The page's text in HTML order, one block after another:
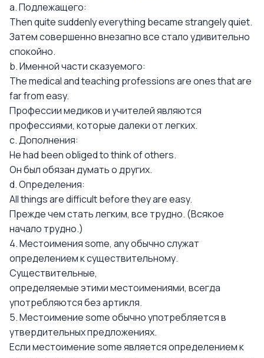
a. Подлежащего:
Then quite suddenly everything became strangely quiet.
Затем совершенно внезапно все стало удивительно
спокойно.
b. Именной части сказуемого:
The medical and teaching professions are ones that are
far from easy.
Профессии медиков и учителей являются
профессиями, которые далеки от легких.
c. Дополнения:
Не had been obliged to think of others.
Он был обязан думать о других.
d. Определения:
All things are difficult before they are easy.
Прежде чем стать легким, все трудно. (Всякое
начало трудно.)
4. Местоимения some, any обычно служат
определением к существительному.
Существительные,
определяемые этими местоимениями, всегда
употребляются без артикля.
5. Местоимение some обычно употребляется в
утвердительных предложениях.
Если местоимение some является определением к